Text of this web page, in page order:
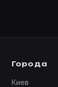
Города
Киев